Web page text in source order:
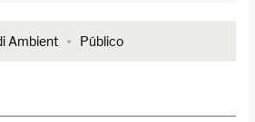
Ambient Público